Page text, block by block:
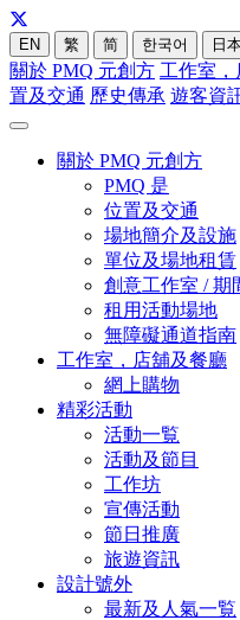
EN 繁 简 한국어 日
關於 PMQ 元創方 工作室
置及交通 歷史傳承 遊客資
關於 PMQ 元創方
PMQ 是
位置及交通
場地簡介及設施
單位及場地租賃
創意工作室 / 期
租用活動場地
無障礙通道指南
工作室，店舖及餐廳
網上購物
精彩活動
活動一覧
活動及節目
工作坊
宣傳活動
節日推廣
旅遊資訊
設計號外
最新及人氣一覧